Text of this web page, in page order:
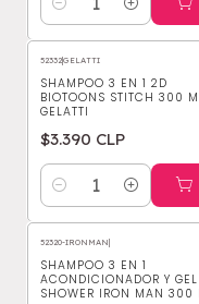
Cantidad
52332|GELATTI
SHAMPOO 3 EN 1 2D
BIOTOONS STITCH 300
GELATTI
$3.390 CLP
Cantidad
-25%OFF
52320-IRONMAN|
SHAMPOO 3 EN 1
ACONDICIONADOR Y GEL
SHOWER IRON MAN 300